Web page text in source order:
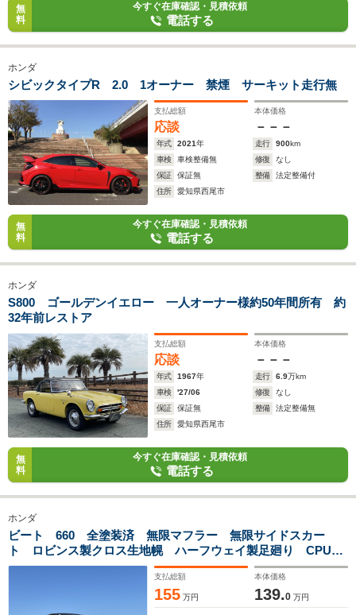
無
料
今すぐ在庫確認・見積依頼
電話する
ホンダ
シビックタイプR 2.0 1オーナー 禁煙 サーキット走行無
支払総額
応談
本体価格
－－－
年式 2021年 走行 900km
車検
車検整備無 修復
なし
保証
保証無 整備
法定整備付
住所
愛知県西尾市
無
料
今すぐ在庫確認・見積依頼
電話する
ホンダ
S800 ゴールデンイエロー 一人オーナー様約50年間所有 約
32年前レストア
支払総額
応談
本体価格
－－－
年式 1967年 走行 6.9万km
車検
'27/06 修復
なし
保証
保証無 整備
法定整備無
住所
愛知県西尾市
無
料
今すぐ在庫確認・見積依頼
電話する
ホンダ
ビート 660 全塗装済 無限マフラー 無限サイドスカー
ト ロビンス製クロス生地幌 ハーフウェイ製足廻り CPUコ
ンデンサ交換移設 ラジエター交換 零1000パワーチャンバ
ー Tベルト交換 オイルクーラー 追加メーター
支払総額
155 万円
本体価格
139.0 万円